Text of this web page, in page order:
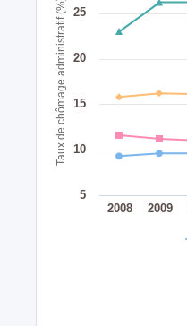
Taux de chômage administratif (%)
2008 2009
5
10
15
20
25